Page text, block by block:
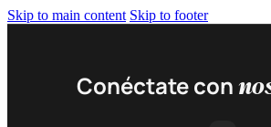
Skip to main content Skip to footer
Conéctate con